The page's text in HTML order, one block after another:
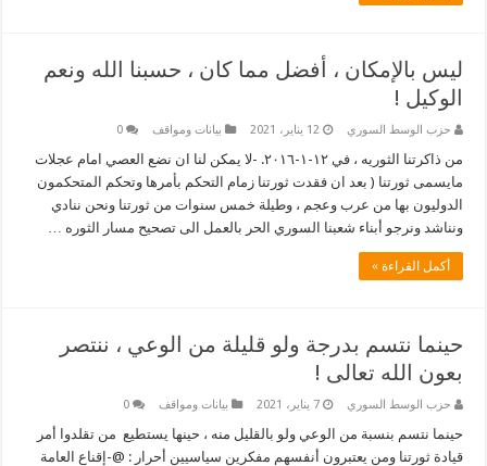
ليس بالإمكان ، أفضل مما كان ، حسبنا الله ونعم
الوكيل !
حزب الوسط السوري 12 يناير، 2021 بيانات ومواقف 0
من ذاكرتنا الثوريه ، في ١٢-١-٢٠١٦. -لا يمكن لنا ان نضع العصي امام عجلات
مايسمى ثورتنا ( بعد ان فقدت ثورتنا زمام التحكم بأمرها وتحكم المتحكمون
الدوليون بها من عرب وعجم ، وطيلة خمس سنوات من ثورتنا ونحن ننادي
ونناشد ونرجو أبناء شعبنا السوري الحر بالعمل الى تصحيح مسار الثوره …
أكمل القراءة »
حينما نتسم بدرجة ولو قليلة من الوعي ، ننتصر
بعون الله تعالى !
حزب الوسط السوري 7 يناير، 2021 بيانات ومواقف 0
حينما نتسم بنسبة من الوعي ولو بالقليل منه ، حينها يستطيع من تقلدوا أمر
قيادة ثورتنا ومن يعتبرون أنفسهم مفكرين سياسيين أحرار : @-إقناع العامة